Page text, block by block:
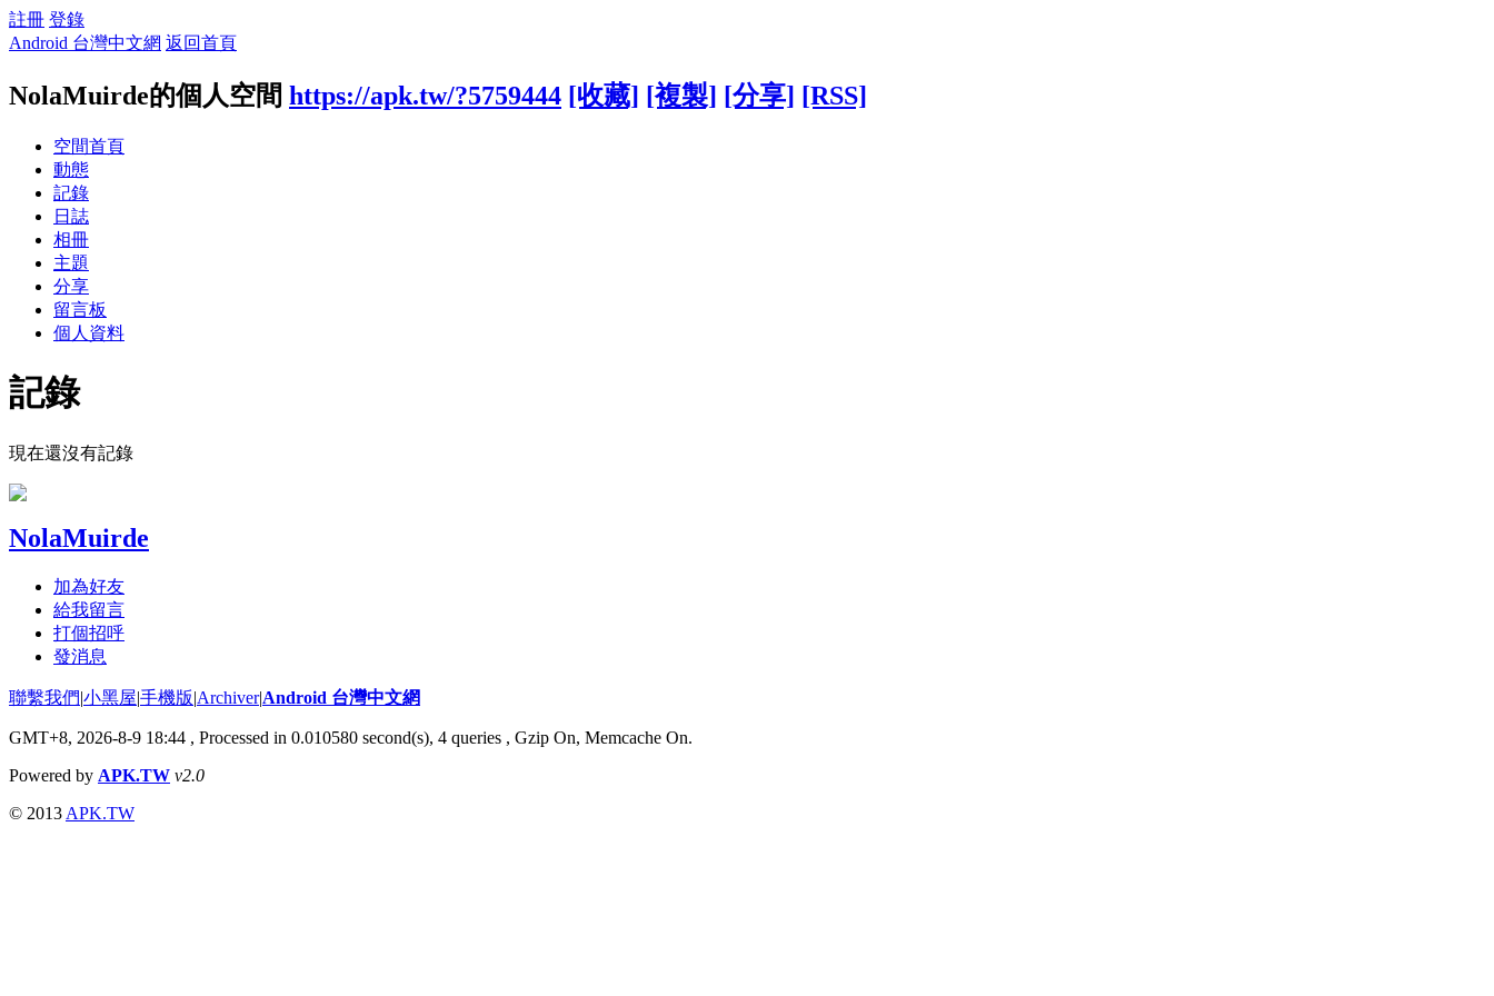
註冊 登錄
Android 台灣中文網 返回首頁
NolaMuirde的個人空間 https://apk.tw/?5759444 [收藏] [複製] [分享] [RSS]
空間首頁
動態
記錄
日誌
相冊
主題
分享
留言板
個人資料
記錄
現在還沒有記錄
NolaMuirde
加為好友
給我留言
打個招呼
發消息
聯繫我們|小黑屋|手機版|Archiver|Android 台灣中文網
GMT+8, 2026-8-9 18:44 , Processed in 0.010580 second(s), 4 queries , Gzip On, Memcache On.
Powered by APK.TW v2.0
© 2013 APK.TW